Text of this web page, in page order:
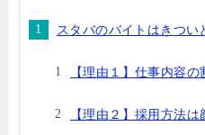
スタバのバイトはきつい
【理由１】仕事内容
【理由２】採用方法